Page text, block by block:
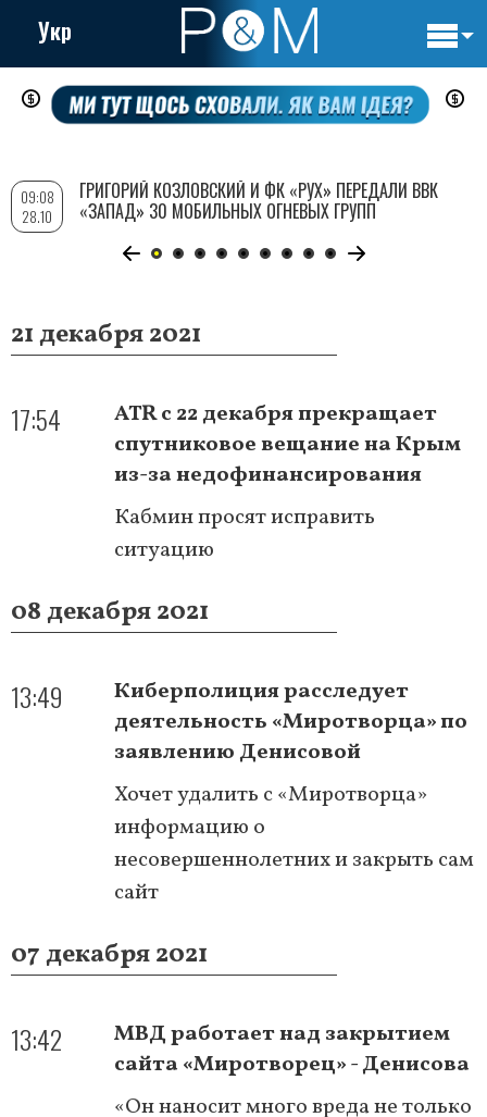
Перейти
содержанию
Укр
21 декабря 2021
17:54
ATR с 22 декабря прекращает
спутниковое вещание на Крым
из-за недофинансирования
Кабмин просят исправить
ситуацию
08 декабря 2021
13:49
Киберполиция расследует
деятельность «Миротворца» по
заявлению Денисовой
Хочет удалить с «Миротворца»
информацию о
несовершеннолетних и закрыть сам
сайт
07 декабря 2021
13:42
МВД работает над закрытием
сайта «Миротворец» - Денисова
«Он наносит много вреда не только
09:08
28.10
ГРИГОРИЙ КОЗЛОВСКИЙ И ФК «РУХ» ПЕРЕДАЛИ ВВК
«ЗАПАД» 30 МОБИЛЬНЫХ ОГНЕВЫХ ГРУПП